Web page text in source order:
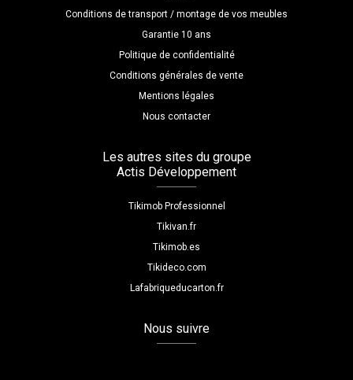
Conditions de transport / montage de vos meubles
Garantie 10 ans
Politique de confidentialité
Conditions générales de vente
Mentions légales
Nous contacter
Les autres sites du groupe
Actis Développement
Tikimob Professionnel
Tikivan.fr
Tikimob.es
Tikideco.com
Lafabriqueducarton.fr
Nous suivre